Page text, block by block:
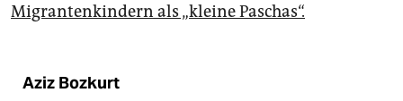
Migrantenkindern als „kleine Paschas“.
Aziz Bozkurt